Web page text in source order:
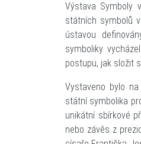
Výstava Symboly
státních symbolů
ústavou
symboliky
postupu, jak složit
Vystaveno bylo
státní symbolika
unikátní sbírkové
nebo závěs z